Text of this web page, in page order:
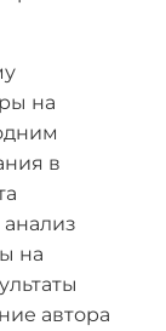
на
в
на
автора